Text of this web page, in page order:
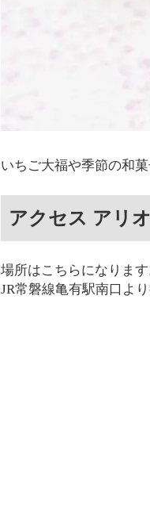
いちご大福や季節の和
アクセス アリ
場所はこちらになります
JR常磐線亀有駅南口より